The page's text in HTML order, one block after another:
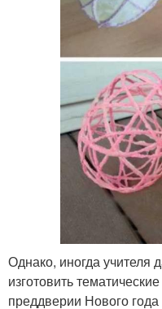
Однако, иногда учителя
изготовить
преддверии Нового